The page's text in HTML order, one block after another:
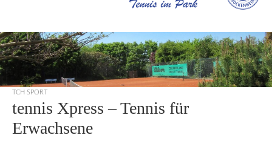
TC Hockenheim
TCH SPORT
tennis Xpress – Tennis für
Erwachsene